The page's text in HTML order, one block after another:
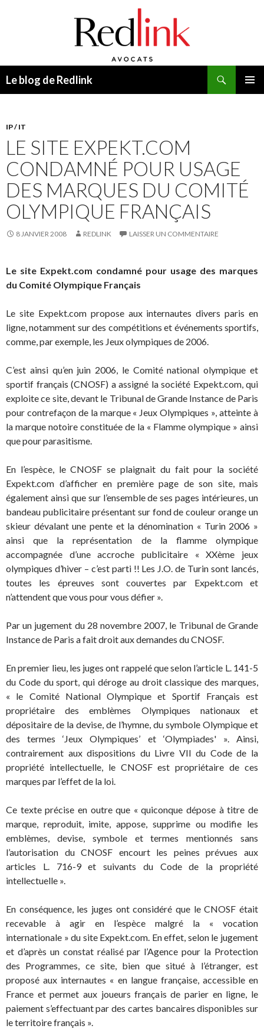
Le blog de Redlink
IP / IT
LE SITE EXPEKT.COM
CONDAMNÉ POUR USAGE
DES MARQUES DU COMITÉ
OLYMPIQUE FRANÇAIS
8 JANVIER 2008 REDLINK LAISSER UN COMMENTAIRE
Le site Expekt.com condamné pour usage des marques
du Comité Olympique Français
Le site Expekt.com propose aux internautes divers paris en
ligne, notamment sur des compétitions et événements sportifs,
comme, par exemple, les Jeux olympiques de 2006.
C’est ainsi qu’en juin 2006, le Comité national olympique et
sportif français (CNOSF) a assigné la société Expekt.com, qui
exploite ce site, devant le Tribunal de Grande Instance de Paris
pour contrefaçon de la marque « Jeux Olympiques », atteinte à
la marque notoire constituée de la « Flamme olympique » ainsi
que pour parasitisme.
En l’espèce, le CNOSF se plaignait du fait pour la société
Expekt.com d’afficher en première page de son site, mais
également ainsi que sur l’ensemble de ses pages intérieures, un
bandeau publicitaire présentant sur fond de couleur orange un
skieur dévalant une pente et la dénomination « Turin 2006 »
ainsi que la représentation de la flamme olympique
accompagnée d’une accroche publicitaire « XXème jeux
olympiques d’hiver – c’est parti !! Les J.O. de Turin sont lancés,
toutes les épreuves sont couvertes par Expekt.com et
n’attendent que vous pour vous défier ».
Par un jugement du 28 novembre 2007, le Tribunal de Grande
Instance de Paris a fait droit aux demandes du CNOSF.
En premier lieu, les juges ont rappelé que selon l’article L. 141-5
du Code du sport, qui déroge au droit classique des marques,
« le Comité National Olympique et Sportif Français est
propriétaire des emblèmes Olympiques nationaux et
dépositaire de la devise, de l’hymne, du symbole Olympique et
des termes ‘Jeux Olympiques’ et ‘Olympiades' ». Ainsi,
contrairement aux dispositions du Livre VII du Code de la
propriété intellectuelle, le CNOSF est propriétaire de ces
marques par l’effet de la loi.
Ce texte précise en outre que « quiconque dépose à titre de
marque, reproduit, imite, appose, supprime ou modifie les
emblèmes, devise, symbole et termes mentionnés sans
l’autorisation du CNOSF encourt les peines prévues aux
articles L. 716-9 et suivants du Code de la propriété
intellectuelle ».
En conséquence, les juges ont considéré que le CNOSF était
recevable à agir en l’espèce malgré la « vocation
internationale » du site Expekt.com. En effet, selon le jugement
et d’après un constat réalisé par l’Agence pour la Protection
des Programmes, ce site, bien que situé à l’étranger, est
proposé aux internautes « en langue française, accessible en
France et permet aux joueurs français de parier en ligne, le
paiement s’effectuant par des cartes bancaires disponibles sur
le territoire français ».